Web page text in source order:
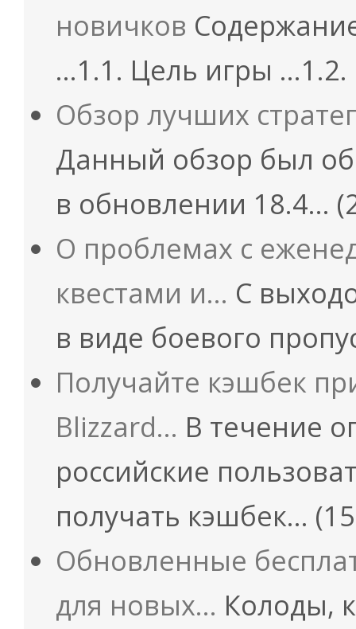
новичков
...1.1. Цель игры
Обзор лучших
Данный обзор был
в обновлении 18.4…
О проблемах с
квестами и… С
в виде боевого
Получайте кэшбек
Blizzard… В течение
российские
получать кэшбек…
Обновленные
для новых… Колоды,